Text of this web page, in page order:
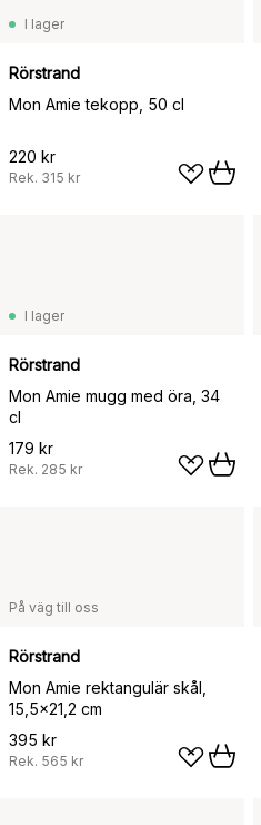
I lager
Rörstrand
Mon Amie tekopp, 50 cl
220 kr
Rek. 315 kr
I lager
Rörstrand
Mon Amie mugg med öra, 34
cl
179 kr
Rek. 285 kr
På väg till oss
Rörstrand
Mon Amie rektangulär skål,
15,5x21,2 cm
395 kr
Rek. 565 kr